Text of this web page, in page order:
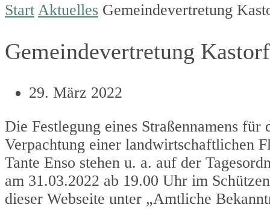
Start Aktuelles Gemeindevertretung
Gemeindevertretung
29. März 2022
Die Festlegung eines Straßennamens
Verpachtung einer landwirtschaftlichen
Tante Enso stehen u. a. auf der
am 31.03.2022 ab 19.00 Uhr im
dieser Webseite unter „Amtliche